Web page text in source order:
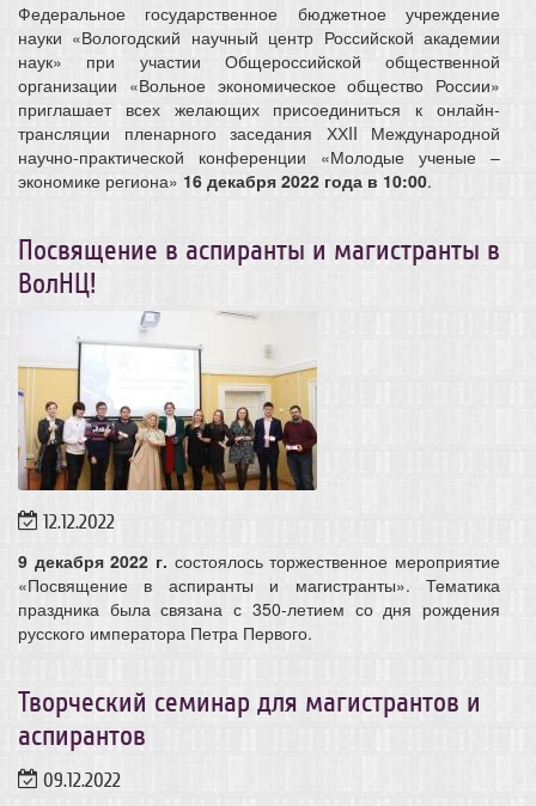
Федеральное государственное бюджетное учреждение
науки «Вологодский научный центр Российской академии
наук» при участии Общероссийской общественной
организации «Вольное экономическое общество России»
приглашает всех желающих присоединиться к онлайн-
трансляции пленарного заседания ХХII Международной
научно-практической конференции «Молодые ученые –
экономике региона» 16 декабря 2022 года в 10:00.
Посвящение в аспиранты и магистранты в
ВолНЦ!
12.12.2022
9 декабря 2022 г. состоялось торжественное мероприятие
«Посвящение в аспиранты и магистранты». Тематика
праздника была связана с 350-летием со дня рождения
русского императора Петра Первого.
Творческий семинар для магистрантов и
аспирантов
09.12.2022